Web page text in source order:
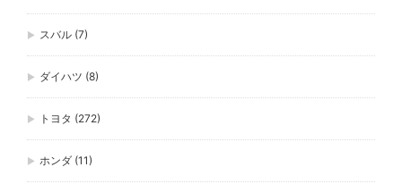
スバル (7)
ダイハツ (8)
トヨタ (272)
ホンダ (11)